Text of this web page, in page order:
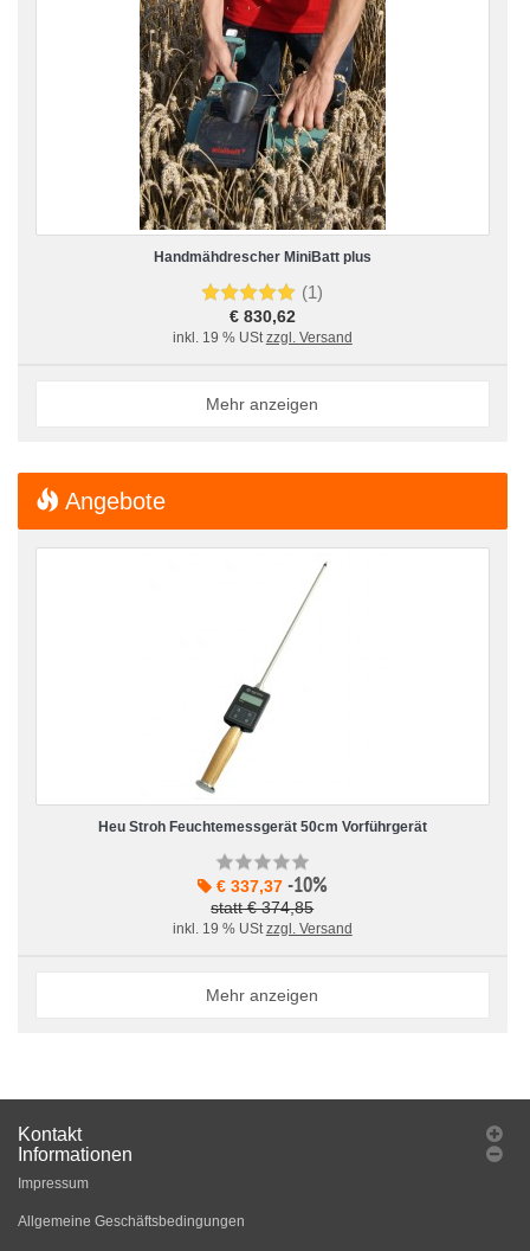
Handmähdrescher MiniBatt plus
(1)
€ 830,62
inkl. 19 % UStzzgl. Versand
Mehr anzeigen
Angebote
Heu Stroh Feuchtemessgerät 50cm Vorführgerät
€ 337,37 -10%
statt € 374,85
inkl. 19 % UStzzgl. Versand
Mehr anzeigen
Kontakt
Informationen
Impressum
Allgemeine Geschäftsbedingungen